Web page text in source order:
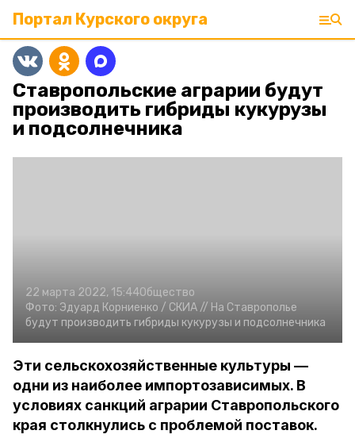
Портал Курского округа
Ставропольские аграрии будут
производить гибриды кукурузы
и подсолнечника
22 марта 2022, 15:44Общество
Фото: Эдуард Корниенко / СКИА // На Ставрополье
будут производить гибриды кукурузы и подсолнечника
Эти сельскохозяйственные культуры ––
одни из наиболее импортозависимых. В
условиях санкций аграрии Ставропольского
края столкнулись с проблемой поставок.